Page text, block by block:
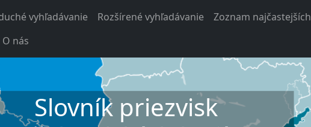
vyhľadávanie Rozšírené vyhľadávanie
Zoznam najčastejších
O nás
Slovník priezvisk